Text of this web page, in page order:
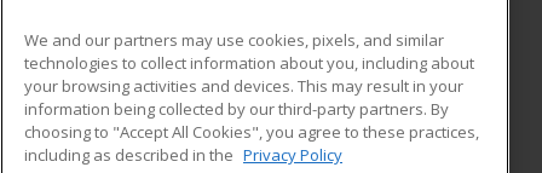
ADDITIONAL RESOURCES
Military
Financial Assistance
Help
Student Blog
We and our partners may use cookies, pixels, and similar
technologies to collect information about you, including about
your browsing activities and devices. This may result in your
information being collected by our third-party partners. By
choosing to "Accept All Cookies", you agree to these practices,
including as described in the Privacy Policy